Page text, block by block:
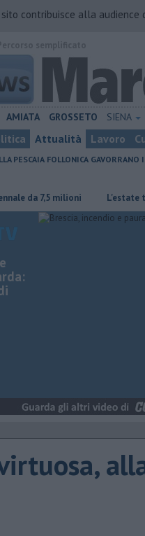
contribuisce alla audience
AMIATA GROSSETO SIENA
Attualità Lavoro
PESCAIA FOLLONICA GAVORRANO
7,5 milioni L'estate torrida